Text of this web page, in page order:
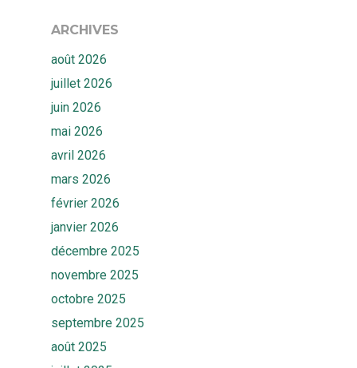
ARCHIVES
août 2026
juillet 2026
juin 2026
mai 2026
avril 2026
mars 2026
février 2026
janvier 2026
décembre 2025
novembre 2025
octobre 2025
septembre 2025
août 2025